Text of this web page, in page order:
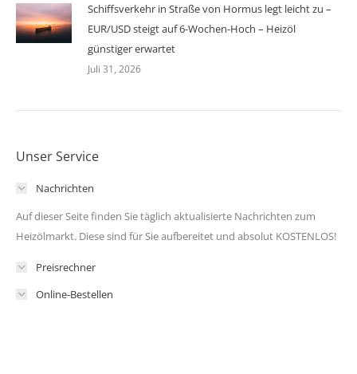
Schiffsverkehr in Straße von Hormus legt leicht zu –
EUR/USD steigt auf 6-Wochen-Hoch – Heizöl
günstiger erwartet
Juli 31, 2026
Unser Service
Nachrichten
Auf dieser Seite finden Sie täglich aktualisierte Nachrichten zum
Heizölmarkt. Diese sind für Sie aufbereitet und absolut KOSTENLOS!
Preisrechner
Online-Bestellen